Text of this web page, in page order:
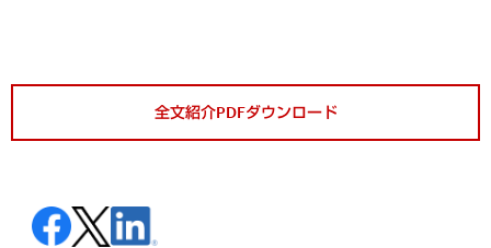
全文紹介PDFダウンロード